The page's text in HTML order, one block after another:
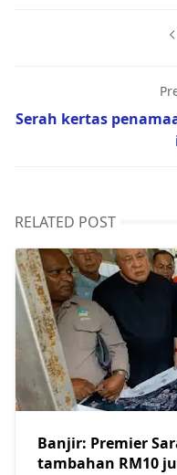
Serah kertas
RELATED POST
Banjir: Premier
tambahan RM10